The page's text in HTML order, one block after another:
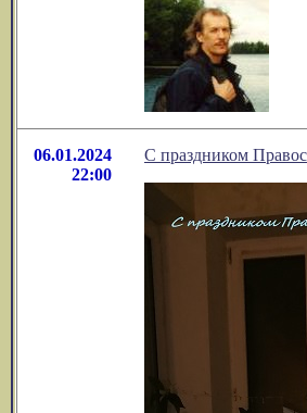
06.01.2024
22:00
С праздником